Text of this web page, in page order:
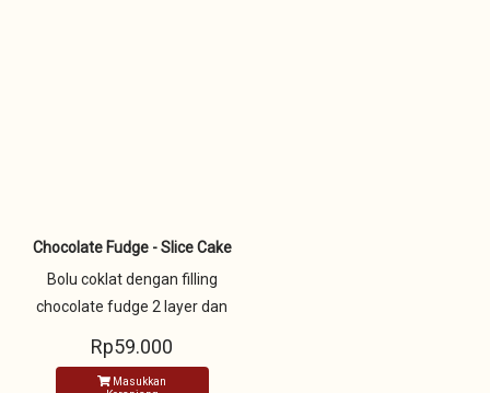
Chocolate Fudge - Slice Cake
Bolu coklat dengan filling
chocolate fudge 2 layer dan
chocolate dan disiram dengan
chocolate glaze serta hiasan
Rp59.000
Masukkan